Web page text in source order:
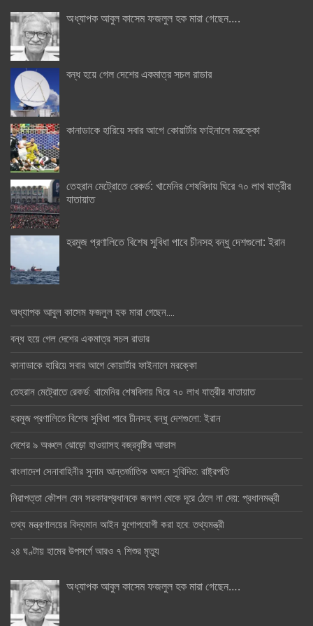
অধ্যাপক আবুল কাসেম ফজলুল হক মারা গেছেন….
বন্ধ হয়ে গেল দেশের একমাত্র সচল রাডার
কানাডাকে হারিয়ে সবার আগে কোয়ার্টার ফাইনালে মরক্কো
তেহরান মেট্রোতে রেকর্ড: খামেনির শেষবিদায় ঘিরে ৭০ লাখ যাত্রীর
যাতায়াত
হরমুজ প্রণালিতে বিশেষ সুবিধা পাবে চীনসহ বন্ধু দেশগুলো: ইরান
অধ্যাপক আবুল কাসেম ফজলুল হক মারা গেছেন….
বন্ধ হয়ে গেল দেশের একমাত্র সচল রাডার
কানাডাকে হারিয়ে সবার আগে কোয়ার্টার ফাইনালে মরক্কো
তেহরান মেট্রোতে রেকর্ড: খামেনির শেষবিদায় ঘিরে ৭০ লাখ যাত্রীর যাতায়াত
হরমুজ প্রণালিতে বিশেষ সুবিধা পাবে চীনসহ বন্ধু দেশগুলো: ইরান
দেশের ৯ অঞ্চলে ঝোড়ো হাওয়াসহ বজ্রবৃষ্টির আভাস
বাংলাদেশ সেনাবাহিনীর সুনাম আন্তর্জাতিক অঙ্গনে সুবিদিত: রাষ্ট্রপতি
নিরাপত্তা কৌশল যেন সরকারপ্রধানকে জনগণ থেকে দূরে ঠেলে না দেয়: প্রধানমন্ত্রী
তথ্য মন্ত্রণালয়ের বিদ্যমান আইন যুগোপযোগী করা হবে: তথ্যমন্ত্রী
২৪ ঘণ্টায় হামের উপসর্গে আরও ৭ শিশুর মৃত্যু
অধ্যাপক আবুল কাসেম ফজলুল হক মারা গেছেন….